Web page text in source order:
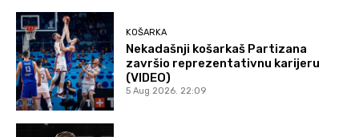
KOŠARKA
Nekadašnji košarkaš Partizana
završio reprezentativnu karijeru
(VIDEO)
5 Aug 2026. 22:09